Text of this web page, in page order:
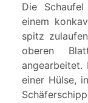
Die
einem
spitz
oberen
angearbeitet.
einer Hülse,